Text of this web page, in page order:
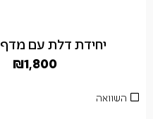
יחידת דלת עם מדף 24×17
₪1,800
השוואה